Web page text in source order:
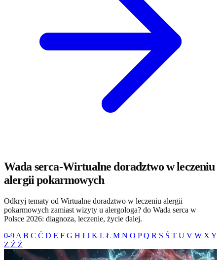
Wada serca-Wirtualne doradztwo w leczeniu
alergii pokarmowych
Odkryj tematy od Wirtualne doradztwo w leczeniu alergii
pokarmowych zamiast wizyty u alergologa? do Wada serca w
Polsce 2026: diagnoza, leczenie, życie dalej.
0-9 A B C Ć D E F G H I J K L Ł M N O PQ R S Ś T U V W X Y
Z Ź Ż